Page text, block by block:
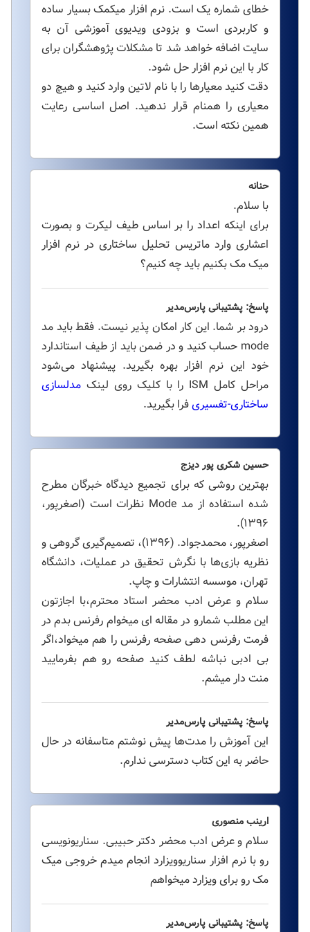
خطای شماره یک است. نرم افزار میکمک بسیار ساده
و کاربردی است و بزودی ویدیوی آموزشی آن به
سایت اضافه خواهد شد تا مشکلات پژوهشگران برای
کار با این نرم افزار حل شود.
دقت کنید معیارها را با نام لاتین وارد کنید و هیچ دو
معیاری را همنام قرار ندهید. اصل اساسی رعایت
همین نکته است.
حنانه
با سلام.
برای اینکه اعداد را بر اساس طیف لیکرت و بصورت
اعشاری وارد ماتریس تحلیل ساختاری در نرم افزار
میک مک بکنیم باید چه کنیم؟
پاسخ: پشتیبانی پارس‌مدیر
درود بر شما. این کار امکان پذیر نیست. فقط باید مد
mode حساب کنید و در ضمن باید از طیف استاندارد
خود این نرم افزار بهره بگیرید. پیشنهاد می‌شود
مراحل کامل ISM را با کلیک روی لینک
مدلسازی
ساختاری-تفسیریفرا بگیرید.
حسین شکری پور دیزج
بهترین روشی که برای تجمیع دیدگاه خبرگان مطرح
شده استفاده از مد Mode نظرات است (اصغرپور،
۱۳۹۶).
اصغرپور، محمدجواد. (۱۳۹۶)، تصمیم‌گیری گروهی و
نظریه بازی‌ها با نگرش تحقیق در عملیات، دانشگاه
تهران، موسسه انتشارات و چاپ.
سلام و عرض ادب محضر استاد محترم،با اجازتون
این مطلب شمارو در مقاله ای میخوام رفرنس بدم در
فرمت رفرنس دهی صفحه رفرنس را هم میخواد،اگر
بی ادبی نباشه لطف کنید صفحه رو هم بفرمایید
منت دار میشم.
پاسخ: پشتیبانی پارس‌مدیر
این آموزش را مدت‌ها پیش نوشتم متاسفانه در حال
حاضر به این کتاب دسترسی ندارم.
ارینب منصوری
سلام و عرض ادب محضر دکتر حبیبی. سناریونویسی
رو با نرم افزار سناریوویزارد انجام میدم خروجی میک
مک رو برای ویزارد میخواهم
پاسخ: پشتیبانی پارس‌مدیر